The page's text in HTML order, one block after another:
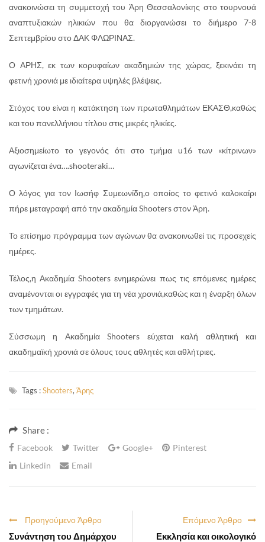
ανακοινώσει τη συμμετοχή του Άρη Θεσσαλονίκης στο τουρνουά
αναπτυξιακών ηλικιών που θα διοργανώσει το διήμερο 7-8
Σεπτεμβρίου στο ΔΑΚ ΦΛΩΡΙΝΑΣ.
Ο ΑΡΗΣ, εκ των κορυφαίων ακαδημιών της χώρας, ξεκινάει τη
φετινή χρονιά με ιδιαίτερα υψηλές βλέψεις.
Στόχος του είναι η κατάκτηση των πρωταθλημάτων ΕΚΑΣΘ,καθώς
και του πανελλήνιου τίτλου στις μικρές ηλικίες.
Αξιοσημείωτο το γεγονός ότι στο τμήμα u16 των «κίτρινων»
αγωνίζεται ένα….shooteraki…
Ο λόγος για τον Ιωσήφ Συμεωνίδη,ο οποίος το φετινό καλοκαίρι
πήρε μεταγραφή από την ακαδημία Shooters στον Άρη.
Το επίσημο πρόγραμμα των αγώνων θα ανακοινωθεί τις προσεχείς
ημέρες.
Τέλος,η Ακαδημία Shooters ενημερώνει πως τις επόμενες ημέρες
αναμένονται οι εγγραφές για τη νέα χρονιά,καθώς και η έναρξη όλων
των τμημάτων.
Σύσσωμη η Ακαδημία Shooters εύχεται καλή αθλητική και
ακαδημαϊκή χρονιά σε όλους τους αθλητές και αθλήτριες.
Tags :Shooters, Άρης
Share :
Facebook Twitter Google+
Pinterest
Linkedin
Email
Επόμενο Άρθρο
Εκκλησία και οικολογικό
Προηγούμενο Άρθρο
Συνάντηση του Δημάρχου